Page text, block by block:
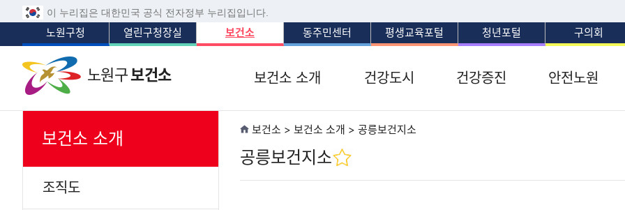
이 누리집은 대한민국 공식 전자정부 누리집입니다.
노원구청 열린구청장실 보건소 동주민센터 평생교육포털 청년포털 구의회
노원구보건소 보건소 소개 건강도시 건강증진 안전노원
보건소 소개
조직도
보건소 > 보건소 소개 > 공릉보건지소
공릉보건지소